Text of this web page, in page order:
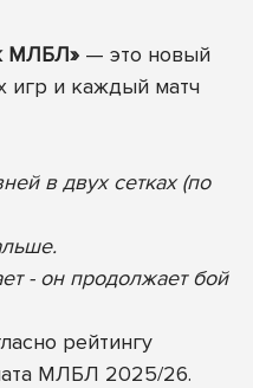
МЛБЛ» — это новый
игр и каждый матч
в двух сетках (по
- он продолжает бой
рейтингу
МЛБЛ 2025/26.